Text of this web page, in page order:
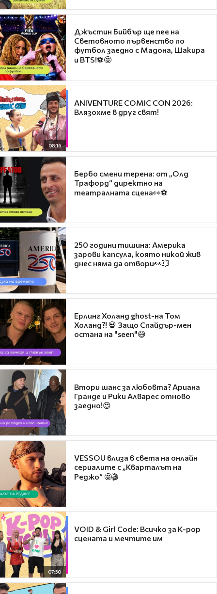
Джъстин Бийбър ще пее на
Световното първенство по
футбол заедно с Мадона, Шакира
и BTS!⚽🤩
08:16
ANIVENTURE COMIC CON 2026:
Влязохме в друг свят!
Бербо смени терена: от „Олд
Трафорд“ директно на
театралната сцена👀⚽
250 години тишина: Америка
зарови капсула, която никой жив
днес няма да отвори👀💥
Ерлинг Холанд ghost-на Том
Холанд?! 💀 Защо Спайдър-мен
остана на "seen"😅
Втори шанс за любовта? Ариана
Гранде и Рики Алварес отново
заедно!😍
VESSOU влиза в света на онлайн
сериалите с „Кварталът на
Реджо“ 🤩🎬
07:50
VOID & Girl Code: Всичко за K-pop
сцената и мечтите им